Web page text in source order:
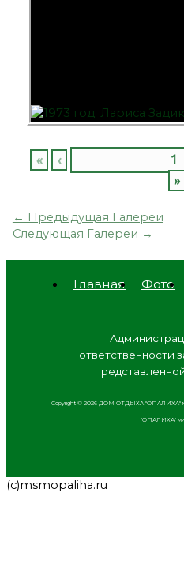
« ‹
»
← Предыдущая Галереи
Следующая Галереи →
Главная Фото
Адм
ответственности
Copyright © 2026 ДОМ ОТДЫХА "ОПАЛИХА"
"ОПАЛИХА"
(с)msmopaliha.ru